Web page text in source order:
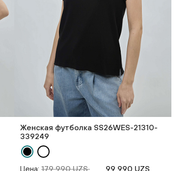
Женская футболка SS26WES-21310-
339249
Цена: 179 990 UZS 99 990 UZS